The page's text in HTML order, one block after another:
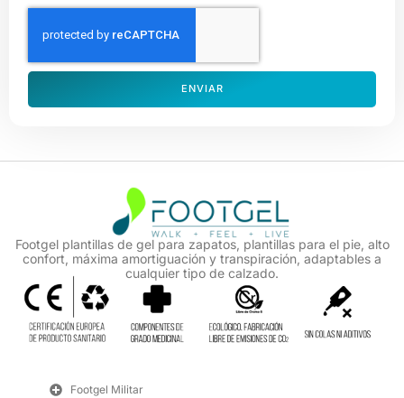
ENVIAR
Footgel plantillas de gel para zapatos, plantillas para el pie, alto
confort, máxima amortiguación y transpiración, adaptables a
cualquier tipo de calzado.
Footgel Militar